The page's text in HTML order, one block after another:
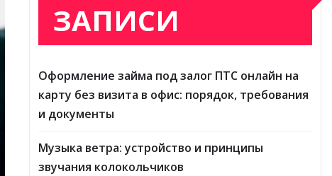
ЗАПИСИ
Оформление займа под залог ПТС онлайн на
карту без визита в офис: порядок, требования
и документы
Музыка ветра: устройство и принципы
звучания колокольчиков